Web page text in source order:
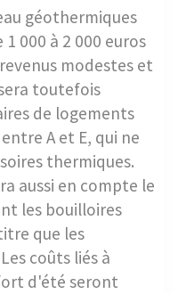
géothermiques
000 à 2 000 euros
modestes et
toutefois
de logements
A et E, qui ne
thermiques.
aussi en compte le
les bouilloires
que les
coûts liés à
d'été seront